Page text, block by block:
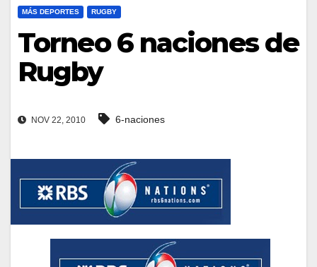
MÁS DEPORTES RUGBY
Torneo 6 naciones de
Rugby
NOV 22, 2010 6-naciones